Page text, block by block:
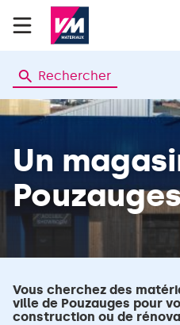
Rechercher
Un
Vous cherchez des
ville de Pouzauges pour
construction ou de